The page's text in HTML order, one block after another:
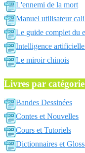
L'ennemi de la mort
Manuel utilisateur
Le guide complet du
Intelligence
Le miroir chinois
Livres par catégorie
Bandes Dessinées
Contes et Nouvelles
Cours et Tutoriels
Dictionnaires et